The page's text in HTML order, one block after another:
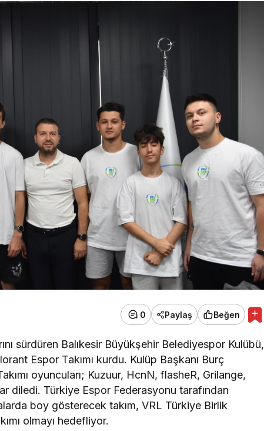
0 Paylaş Beğen
sürdüren Balıkesir Büyükşehir Belediyespor Kulübü,
Espor Takımı kurdu. Kulüp Başkanı Burç
oyuncuları; Kuzuur, HcnN, flasheR, Grilange,
diledi. Türkiye Espor Federasyonu tarafından
boy gösterecek takım, VRL Türkiye Birlik
olmayı hedefliyor.